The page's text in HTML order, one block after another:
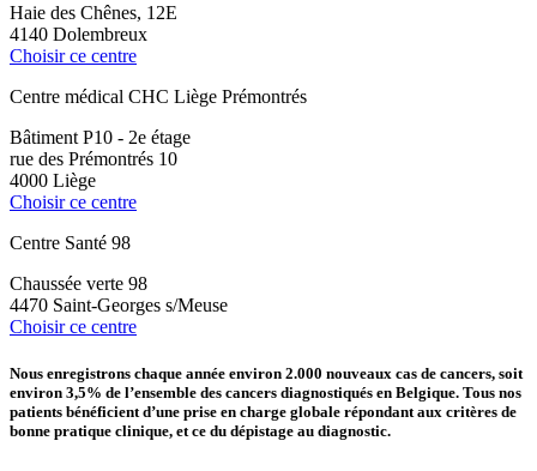
Haie des Chênes, 12E
4140 Dolembreux
Choisir ce centre
Centre médical CHC Liège Prémontrés
Bâtiment P10 - 2e étage
rue des Prémontrés 10
4000 Liège
Choisir ce centre
Centre Santé 98
Chaussée verte 98
4470 Saint-Georges s/Meuse
Choisir ce centre
Nous enregistrons chaque année environ 2.000 nouveaux cas de cancers, soit
environ 3,5% de l’ensemble des cancers diagnostiqués en Belgique. Tous nos
patients bénéficient d’une prise en charge globale répondant aux critères de
bonne pratique clinique, et ce du dépistage au diagnostic.